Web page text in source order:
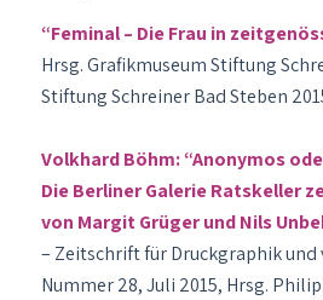
“Feminal – Die Frau in
Hrsg. Grafikmuseum Stiftung
Stiftung Schreiner Bad Steben
Volkhard Böhm: “Anonymos
Die Berliner Galerie Ratskeller
von Margit Grüger und Nils
– Zeitschrift für Druckgraphik und
Nummer 28, Juli 2015, Hrsg.